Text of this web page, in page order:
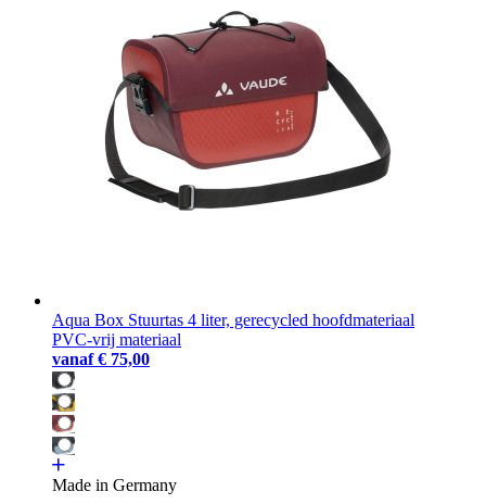
Aqua Box Stuurtas 4 liter, gerecycled hoofdmateriaal
PVC-vrij materiaal
vanaf € 75,00
Made in Germany